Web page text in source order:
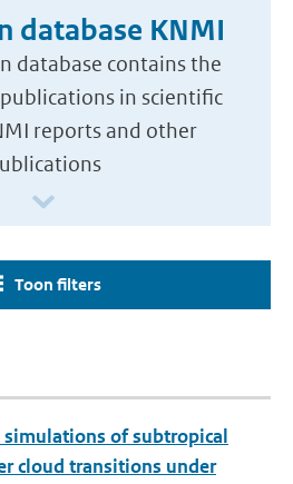
database KNMI
database contains the
in scientific
reports and other
Toon filters
of subtropical
cloud transitions under